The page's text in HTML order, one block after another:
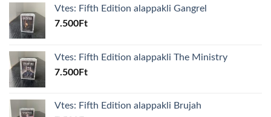
Vtes: Fifth Edition alappakli Gangrel
7.500Ft
Vtes: Fifth Edition alappakli The Ministry
7.500Ft
Vtes: Fifth Edition alappakli Brujah